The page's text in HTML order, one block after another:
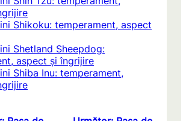
Shikoku: temperament, aspect
Shetland Sheepdog:
aspect și îngrijire
Shiba Inu: temperament,